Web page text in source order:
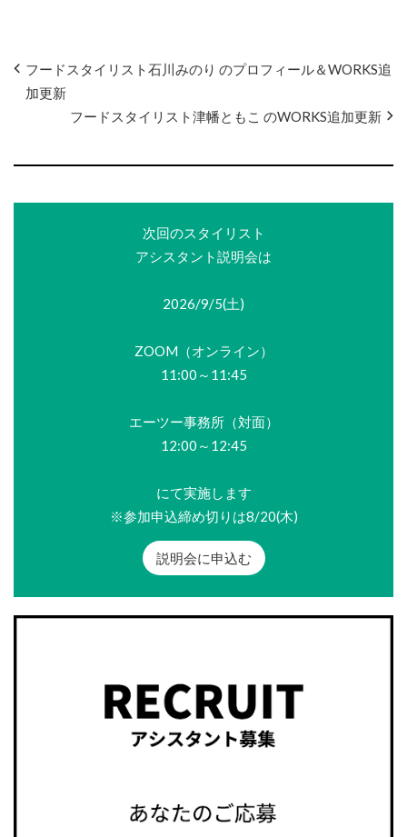
フードスタイリスト石川みのり のプロフィール＆WORKS追
加更新
フードスタイリスト津幡ともこ のWORKS追加更新
次回のスタイリスト
アシスタント説明会は
2026/9/5(土)
ZOOM（オンライン）
11:00～11:45
エーツー事務所（対面）
12:00～12:45
にて実施します
※参加申込締め切りは8/20(木)
説明会に申込む